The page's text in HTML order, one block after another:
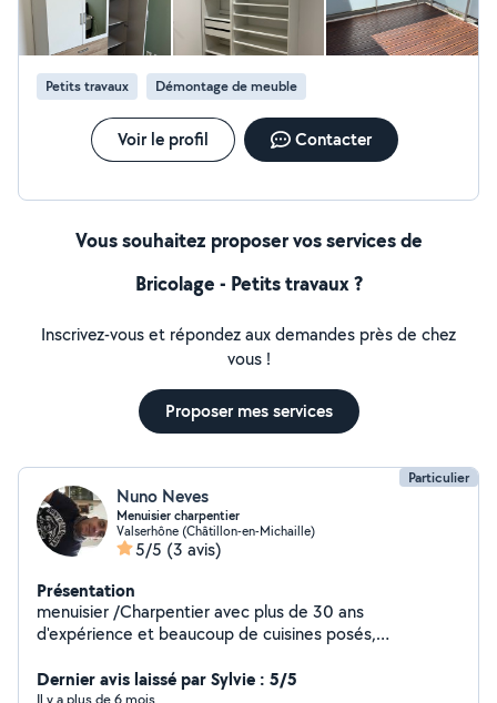
Petits travaux Démontage de meuble
Voir le profil Contacter
Vous souhaitez proposer vos services de
Bricolage - Petits travaux ?
Inscrivez-vous et répondez aux demandes près de chez
vous !
Proposer mes services
Particulier
Nuno Neves
Menuisier charpentier
Valserhône (Châtillon-en-Michaille)
5/5 (3 avis)
Présentation
menuisier /Charpentier avec plus de 30 ans
d'expérience et beaucoup de cuisines posés,
Dernier avis laissé par Sylvie : 5/5
Il y a plus de 6 mois